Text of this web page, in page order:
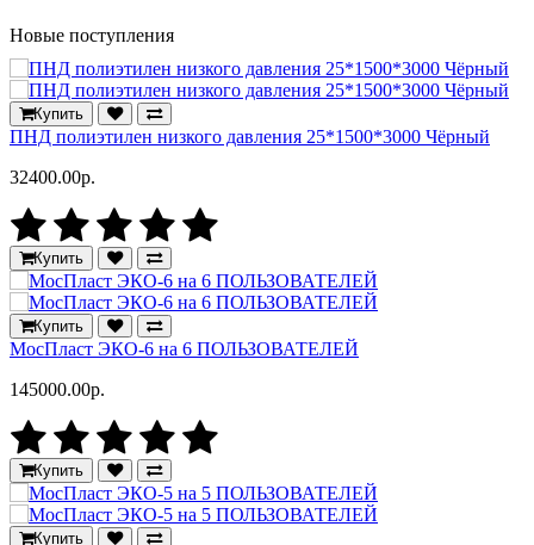
Новые поступления
Купить
ПНД полиэтилен низкого давления 25*1500*3000 Чёрный
32400.00р.
Купить
Купить
МосПласт ЭКО‑6 на 6 ПОЛЬЗОВАТЕЛЕЙ
145000.00р.
Купить
Купить